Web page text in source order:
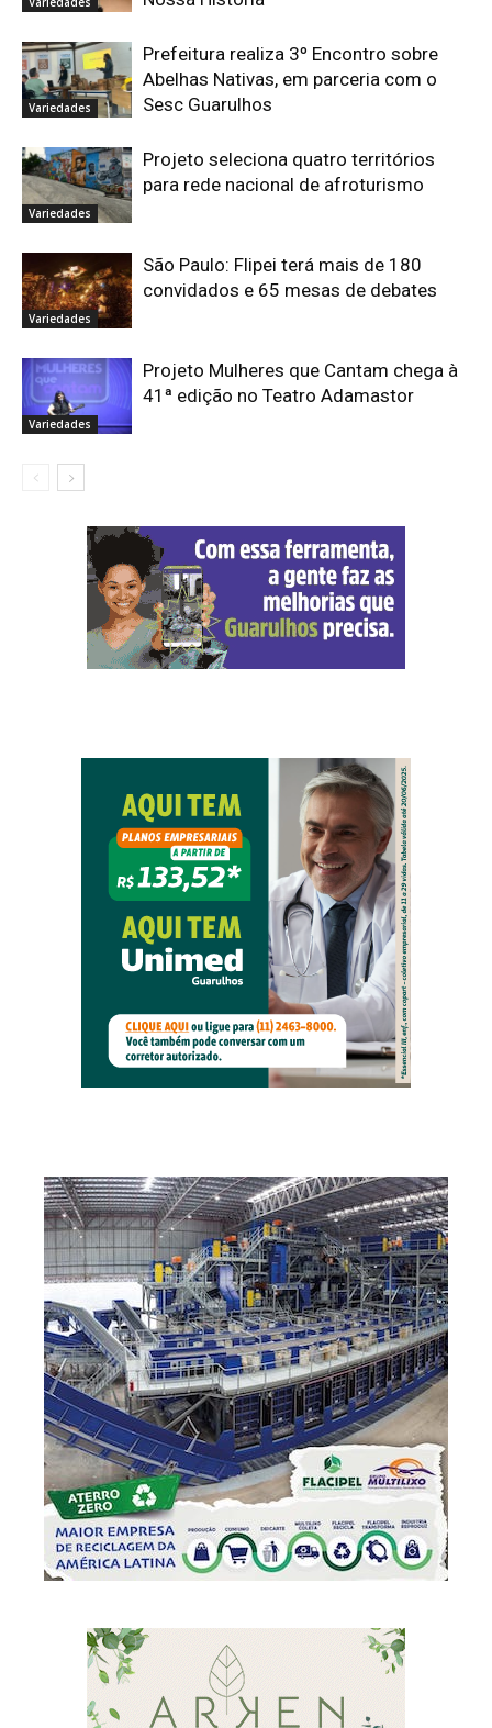
Variedades
Prefeitura realiza 3º Encontro sobre
Abelhas Nativas, em parceria com o
Sesc Guarulhos
Variedades
Projeto seleciona quatro territórios
para rede nacional de afroturismo
Variedades
São Paulo: Flipei terá mais de 180
convidados e 65 mesas de debates
Variedades
Projeto Mulheres que Cantam chega à
41ª edição no Teatro Adamastor